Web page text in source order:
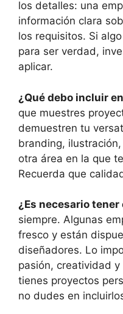
los detalles: una
información clara
los requisitos. Si
para ser verdad,
aplicar.
¿Qué debo incluir
que muestres
demuestren tu
branding,
otra área en la que
Recuerda que
¿Es necesario
siempre. Algunas
fresco y están
diseñadores. Lo
pasión, creatividad
tienes proyectos
no dudes en